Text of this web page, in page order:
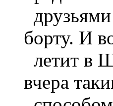
борту. И
летит в
вчера